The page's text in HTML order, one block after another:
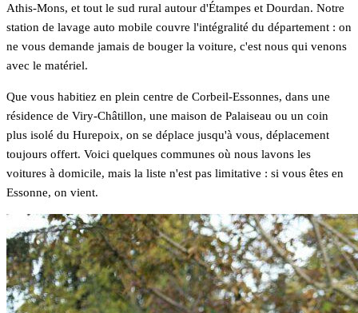
Athis-Mons, et tout le sud rural autour d'Étampes et Dourdan. Notre
station de lavage auto mobile couvre l'intégralité du département : on
ne vous demande jamais de bouger la voiture, c'est nous qui venons
avec le matériel.
Que vous habitiez en plein centre de Corbeil-Essonnes, dans une
résidence de Viry-Châtillon, une maison de Palaiseau ou un coin
plus isolé du Hurepoix, on se déplace jusqu'à vous, déplacement
toujours offert. Voici quelques communes où nous lavons les
voitures à domicile, mais la liste n'est pas limitative : si vous êtes en
Essonne, on vient.